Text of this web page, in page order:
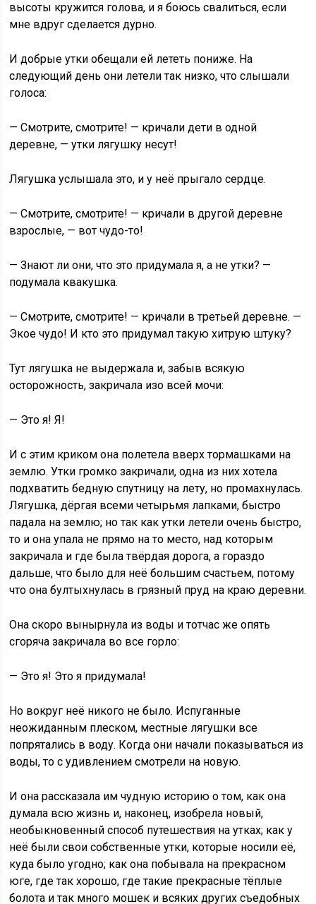
высоты кружится голова, и я боюсь свалиться, если
мне вдруг сделается дурно.
И добрые утки обещали ей лететь пониже. На
следующий день они летели так низко, что слышали
голоса:
— Смотрите, смотрите! — кричали дети в одной
деревне, — утки лягушку несут!
Лягушка услышала это, и у неё прыгало сердце.
— Смотрите, смотрите! — кричали в другой деревне
взрослые, — вот чудо-то!
— Знают ли они, что это придумала я, а не утки? —
подумала квакушка.
— Смотрите, смотрите! — кричали в третьей деревне. —
Экое чудо! И кто это придумал такую хитрую штуку?
Тут лягушка не выдержала и, забыв всякую
осторожность, закричала изо всей мочи:
— Это я! Я!
И с этим криком она полетела вверх тормашками на
землю. Утки громко закричали, одна из них хотела
подхватить бедную спутницу на лету, но промахнулась.
Лягушка, дёргая всеми четырьмя лапками, быстро
падала на землю; но так как утки летели очень быстро,
то и она упала не прямо на то место, над которым
закричала и где была твёрдая дорога, а гораздо
дальше, что было для неё большим счастьем, потому
что она бултыхнулась в грязный пруд на краю деревни.
Она скоро вынырнула из воды и тотчас же опять
сгоряча закричала во все горло:
— Это я! Это я придумала!
Но вокруг неё никого не было. Испуганные
неожиданным плеском, местные лягушки все
попрятались в воду. Когда они начали показываться из
воды, то с удивлением смотрели на новую.
И она рассказала им чудную историю о том, как она
думала всю жизнь и, наконец, изобрела новый,
необыкновенный способ путешествия на утках; как у
неё были свои собственные утки, которые носили её,
куда было угодно; как она побывала на прекрасном
юге, где так хорошо, где такие прекрасные тёплые
болота и так много мошек и всяких других съедобных